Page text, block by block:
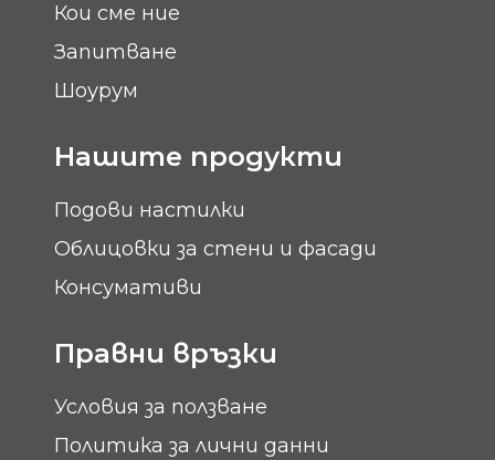
Кои сме ние
Запитване
Шоурум
Нашите продукти
Подови настилки
Облицовки за стени и фасади
Консумативи
Правни връзки
Условия за ползване
Политика за лични данни